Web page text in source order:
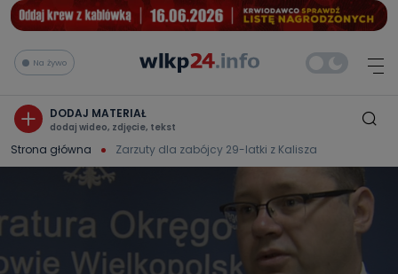
Na żywo
DODAJ MATERIAŁ
dodaj wideo, zdjęcie, tekst
Strona główna Zarzuty dla zabójcy 29-latki z Kalisza